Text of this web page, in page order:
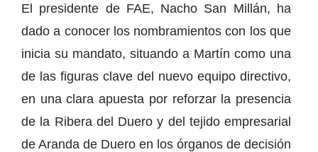
El presidente de FAE, Nacho San Millán, ha
dado a conocer los nombramientos con los que
inicia su mandato, situando a Martín como una
de las figuras clave del nuevo equipo directivo,
en una clara apuesta por reforzar la presencia
de la Ribera del Duero y del tejido empresarial
de Aranda de Duero en los órganos de decisión